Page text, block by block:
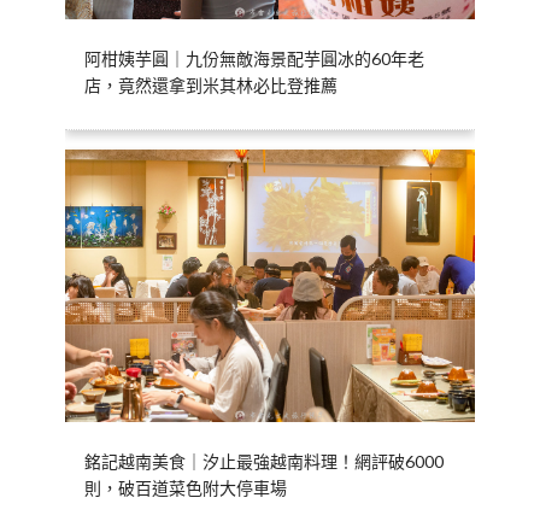
阿柑姨芋圓｜九份無敵海景配芋圓冰的60年老
店，竟然還拿到米其林必比登推薦
銘記越南美食｜汐止最強越南料理！網評破6000
則，破百道菜色附大停車場